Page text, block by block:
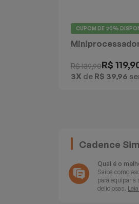
CUPOM DE 20%
R$ 139,90R$
3X de R$ 39,96
Cadence
Qual é o
Saiba como
para equipar a
deliciosas.